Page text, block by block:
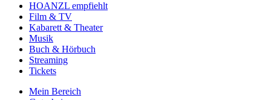
HOANZL empfiehlt
Film & TV
Kabarett & Theater
Musik
Buch & Hörbuch
Streaming
Tickets
Mein Bereich